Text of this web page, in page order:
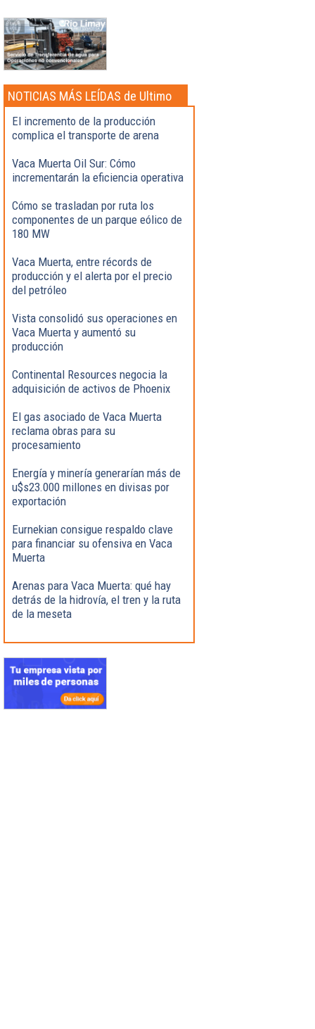
NOTICIAS MÁS LEÍDAS de Ultimo
momento
El incremento de la producción
complica el transporte de arena
Vaca Muerta Oil Sur: Cómo
incrementarán la eficiencia operativa
Cómo se trasladan por ruta los
componentes de un parque eólico de
180 MW
Vaca Muerta, entre récords de
producción y el alerta por el precio
del petróleo
Vista consolidó sus operaciones en
Vaca Muerta y aumentó su
producción
Continental Resources negocia la
adquisición de activos de Phoenix
El gas asociado de Vaca Muerta
reclama obras para su
procesamiento
Energía y minería generarían más de
u$s23.000 millones en divisas por
exportación
Eurnekian consigue respaldo clave
para financiar su ofensiva en Vaca
Muerta
Arenas para Vaca Muerta: qué hay
detrás de la hidrovía, el tren y la ruta
de la meseta